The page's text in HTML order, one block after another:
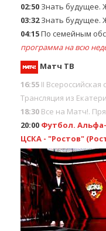
02:50 Знать будущее.
03:32Знать будущее.
04:15По семейным
программа на всю
Матч ТВ
16:55 II
Трансляция из
18:30 Все на Матч!.
20:00 Футбол.
ЦСКА - "Ростов"